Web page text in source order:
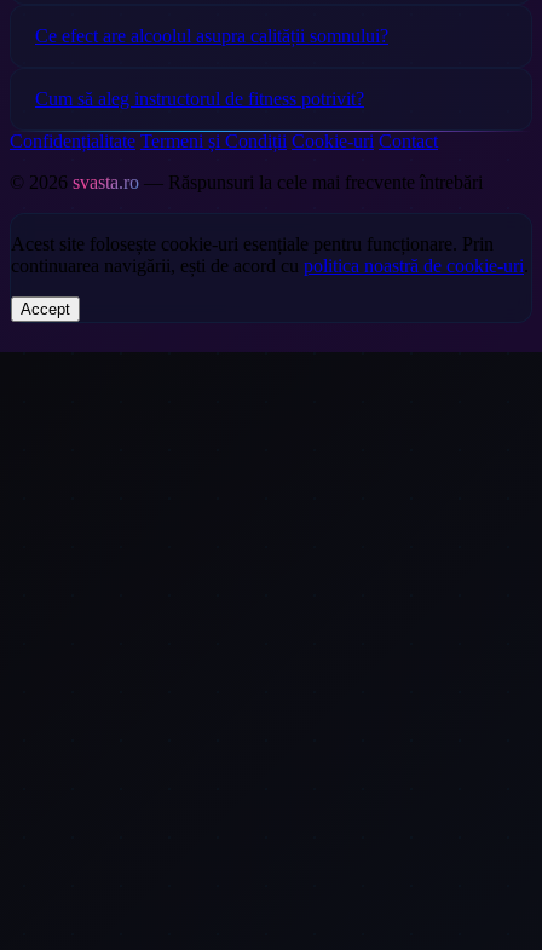
Ce efect are alcoolul asupra calității somnului?
Cum să aleg instructorul de fitness potrivit?
Confidențialitate Termeni și Condiții Cookie-uri Contact
© 2026 svasta.ro — Răspunsuri la cele mai frecvente întrebări
Acest site folosește cookie-uri esențiale pentru funcționare. Prin
continuarea navigării, ești de acord cu politica noastră de cookie-uri.
Accept